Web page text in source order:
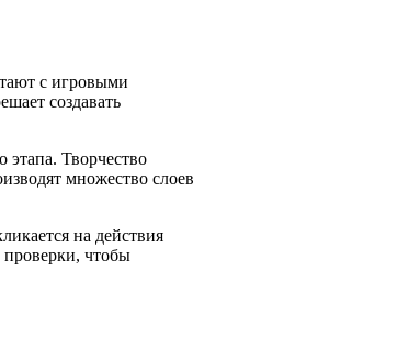
с игровыми
создавать
этапа. Творчество
множество слоев
на действия
проверки, чтобы